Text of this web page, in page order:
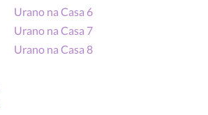
Urano na Casa 6
Urano na Casa 7
Urano na Casa 8